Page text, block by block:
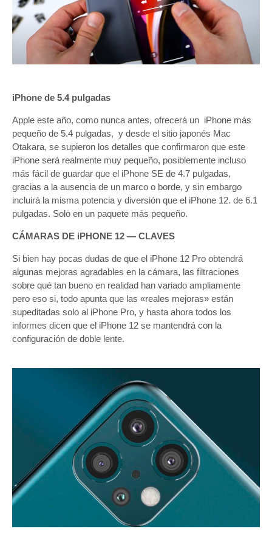
iPhone de 5.4 pulgadas
Apple este año, como nunca antes, ofrecerá un iPhone más
pequeño de 5.4 pulgadas, y desde el sitio japonés Mac
Otakara, se supieron los detalles que confirmaron que este
iPhone será realmente muy pequeño, posiblemente incluso
más fácil de guardar que el iPhone SE de 4.7 pulgadas,
gracias a la ausencia de un marco o borde, y sin embargo
incluirá la misma potencia y diversión que el iPhone 12. de 6.1
pulgadas. Solo en un paquete más pequeño.
CÁMARAS DE iPHONE 12 — CLAVES
Si bien hay pocas dudas de que el iPhone 12 Pro obtendrá
algunas mejoras agradables en la cámara, las filtraciones
sobre qué tan bueno en realidad han variado ampliamente
pero eso si, todo apunta que las «reales mejoras» están
supeditadas solo al iPhone Pro, y hasta ahora todos los
informes dicen que el iPhone 12 se mantendrá con la
configuración de doble lente.